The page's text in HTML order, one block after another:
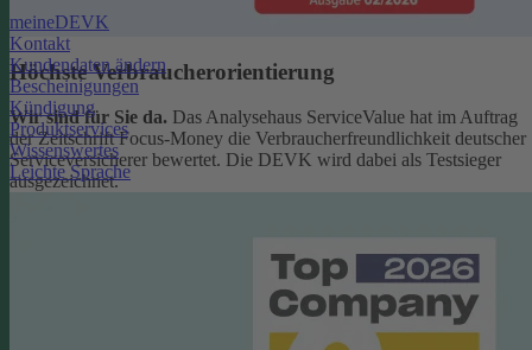
meineDEVK
Kontakt
Kundendaten ändern
Bescheinigungen
Kündigung
Produktservices
Wissenswertes
Leichte Sprache
Höchste Verbraucherorientierung
Wir sind für Sie da. Das Analysehaus ServiceValue hat im Auftrag
der Zeitschrift Focus-Money die Verbraucherfreundlichkeit deutscher
Serviceversicherer bewertet. Die DEVK wird dabei als Testsieger
ausgezeichnet.